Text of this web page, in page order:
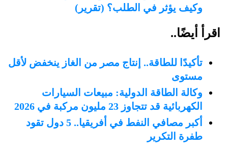
وكيف يؤثر في الطلب؟ (تقرير)
اقرأ أيضًا..
تأكيدًا للطاقة.. إنتاج مصر من الغاز ينخفض لأقل
مستوى
وكالة الطاقة الدولية: مبيعات السيارات
الكهربائية قد تتجاوز 23 مليون مركبة في 2026
أكبر مصافي النفط في أفريقيا.. 5 دول تقود
طفرة التكرير